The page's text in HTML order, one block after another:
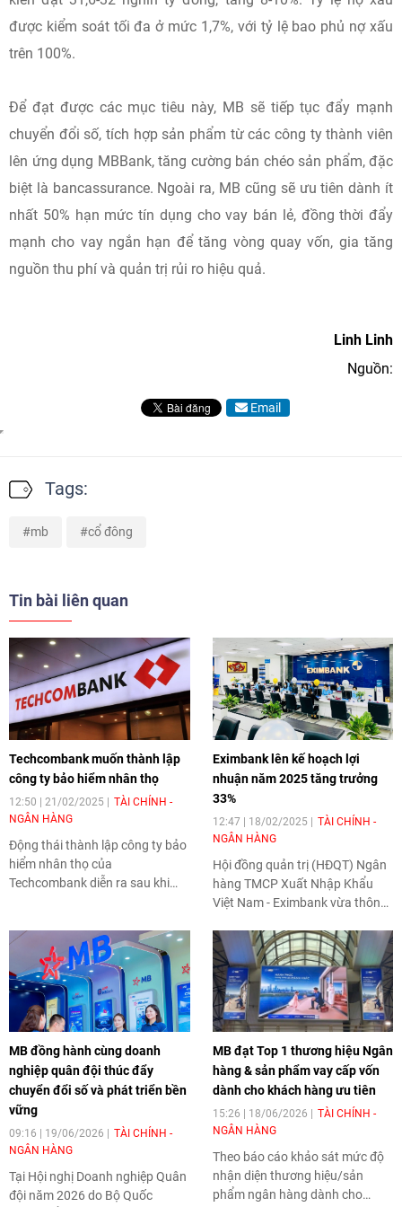
được kiểm soát tối đa ở mức 1,7%, với tỷ lệ bao phủ nợ xấu
trên 100%.
Để đạt được các mục tiêu này, MB sẽ tiếp tục đẩy mạnh
chuyển đổi số, tích hợp sản phẩm từ các công ty thành viên
lên ứng dụng MBBank, tăng cường bán chéo sản phẩm, đặc
biệt là bancassurance. Ngoài ra, MB cũng sẽ ưu tiên dành ít
nhất 50% hạn mức tín dụng cho vay bán lẻ, đồng thời đẩy
mạnh cho vay ngắn hạn để tăng vòng quay vốn, gia tăng
nguồn thu phí và quản trị rủi ro hiệu quả.
Linh Linh
Nguồn:
Email
Tags:
mb cổ đông
Tin bài liên quan
Techcombank muốn thành lập
công ty bảo hiểm nhân thọ
12:50 | 21/02/2025
TÀI CHÍNH -
NGÂN HÀNG
Động thái thành lập công ty bảo
hiểm nhân thọ của
Techcombank diễn ra sau khi
tác kinh doanh phân phối bảo
hiểm độc quyền qua ngân hàng
hồi cuối năm ngoái.
Eximbank lên kế hoạch lợi
nhuận năm 2025 tăng trưởng
33%
12:47 | 18/02/2025
TÀI CHÍNH -
NGÂN HÀNG
Hội đồng quản trị (HĐQT) Ngân
hàng TMCP Xuất Nhập Khẩu
Việt Nam - Eximbank vừa thông
giám đốc về kế hoạch kinh
doanh năm 2025 để trình Đại hội
đồng cổ đông (ĐHĐCĐ).
MB đồng hành cùng doanh
nghiệp quân đội thúc đẩy
chuyển đổi số và phát triển bền
vững
09:16 | 19/06/2026
TÀI CHÍNH -
NGÂN HÀNG
Tại Hội nghị Doanh nghiệp Quân
đội năm 2026 do Bộ Quốc
MB đạt Top 1 thương hiệu Ngân
hàng & sản phẩm vay cấp vốn
dành cho khách hàng ưu tiên
15:26 | 18/06/2026
TÀI CHÍNH -
NGÂN HÀNG
Theo báo cáo khảo sát mức độ
nhận diện thương hiệu/sản
phẩm ngân hàng dành cho